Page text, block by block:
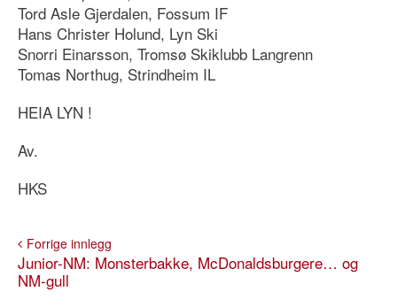
Tord Asle Gjerdalen, Fossum IF
Hans Christer Holund, Lyn Ski
Snorri Einarsson, Tromsø Skiklubb Langrenn
Tomas Northug, Strindheim IL
HEIA LYN !
Av.
HKS
Forrige innlegg
Junior-NM: Monsterbakke, McDonaldsburgere… og
NM-gull